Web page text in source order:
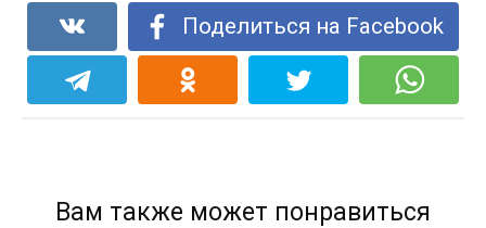
Поделиться на Facebook
Вам также может понравиться